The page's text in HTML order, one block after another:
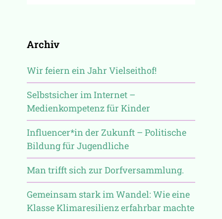
Archiv
Wir feiern ein Jahr Vielseithof!
Selbstsicher im Internet –
Medienkompetenz für Kinder
Influencer*in der Zukunft – Politische
Bildung für Jugendliche
Man trifft sich zur Dorfversammlung.
Gemeinsam stark im Wandel: Wie eine
Klasse Klimaresilienz erfahrbar machte